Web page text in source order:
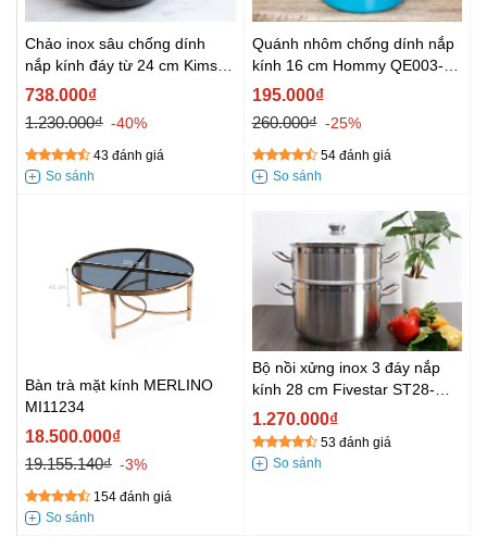
Chảo inox sâu chống dính
nắp kính đáy từ 24 cm Kims
Cook N224MZ
738.000₫
1.230.000₫ -40%
43 đánh giá
Quánh nhôm chống dính nắp
kính 16 cm Hommy QE003-16
Xanh
195.000₫
260.000₫ -25%
54 đánh giá
Bàn trà mặt kính MERLINO
MI11234
18.500.000₫
19.155.140₫ -3%
154 đánh giá
Bộ nồi xửng inox 3 đáy nắp
kính 28 cm Fivestar ST28-
3DG
1.270.000₫
53 đánh giá